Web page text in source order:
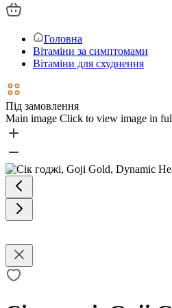
Головна
Вітаміни за симптомами
Вітаміни для схуднення
Під замовлення
Main image Click to view image in